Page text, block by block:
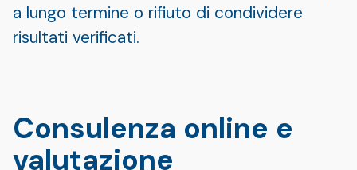
a lungo termine o rifiuto di condividere
risultati verificati.
Consulenza online e
valutazione